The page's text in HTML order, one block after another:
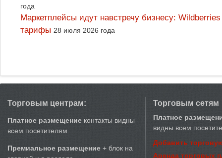
года
Маркетплейсы идут навстречу бизнесу:
тарифы 28 июля 2026 года
Торговым центрам:
Платное размещение контакты видны
всем посетителям
Премиальное размещение + блок на
Торговым сетям
Платное
видны всем
Добавить
Аренда торговых